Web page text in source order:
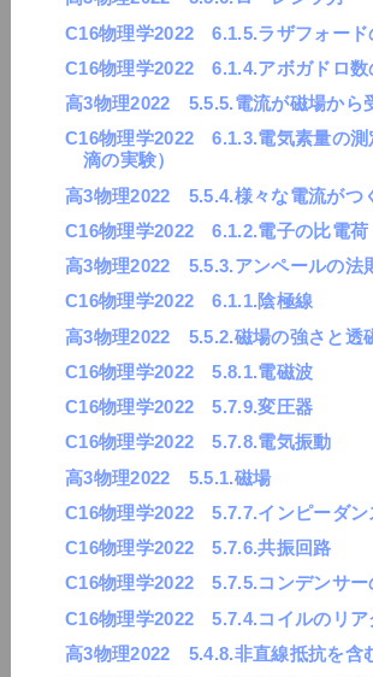
C16物理学2022 6.1.5.ラザフォード
C16物理学2022 6.1.4.アボガドロ数
高3物理2022 5.5.5.電流が磁場から
C16物理学2022 6.1.3.電気素量の測
滴の実験）
高3物理2022 5.5.4.様々な電流がつ
C16物理学2022 6.1.2.電子の比電荷
高3物理2022 5.5.3.アンペールの法
C16物理学2022 6.1.1.陰極線
高3物理2022 5.5.2.磁場の強さと透
C16物理学2022 5.8.1.電磁波
C16物理学2022 5.7.9.変圧器
C16物理学2022 5.7.8.電気振動
高3物理2022 5.5.1.磁場
C16物理学2022 5.7.7.インピーダン
C16物理学2022 5.7.6.共振回路
C16物理学2022 5.7.5.コンデンサー
C16物理学2022 5.7.4.コイルのリア
高3物理2022 5.4.8.非直線抵抗を含